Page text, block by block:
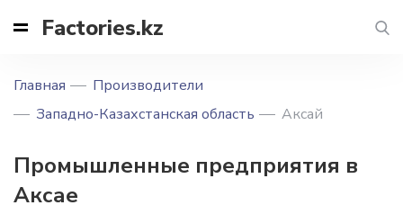
Factories.kz
Главная
Производители
Западно-Казахстанская область
Аксай
Промышленные предприятия в
Аксае